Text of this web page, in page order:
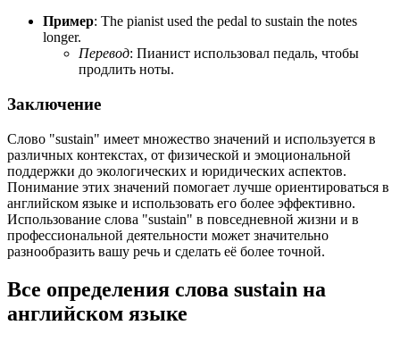
Пример: The pianist used the pedal to sustain the notes
longer.
Перевод: Пианист использовал педаль, чтобы
продлить ноты.
Заключение
Слово "sustain" имеет множество значений и используется в
различных контекстах, от физической и эмоциональной
поддержки до экологических и юридических аспектов.
Понимание этих значений помогает лучше ориентироваться в
английском языке и использовать его более эффективно.
Использование слова "sustain" в повседневной жизни и в
профессиональной деятельности может значительно
разнообразить вашу речь и сделать её более точной.
Все определения слова sustain на
английском языке